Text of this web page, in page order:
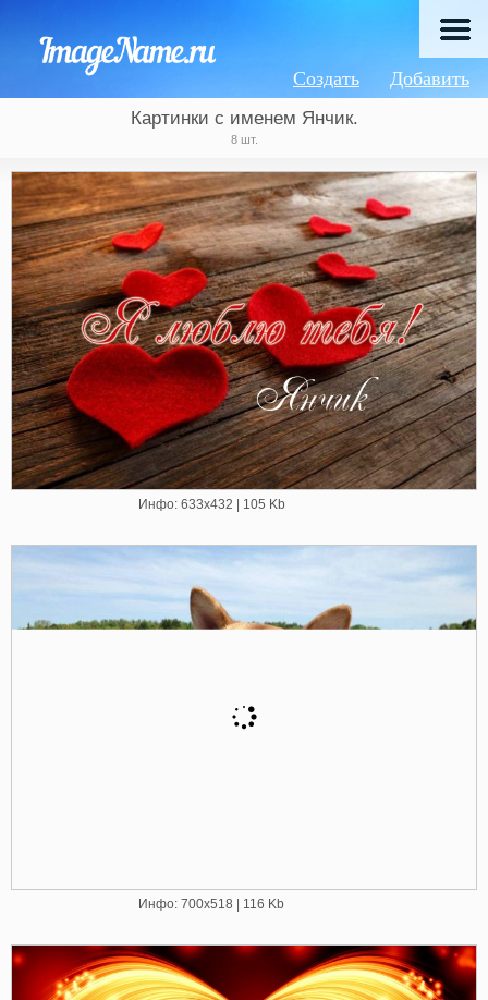
Добавить
Создать
Картинки с именем Янчик.
8 шт.
Инфо: 633х432 | 105 Kb
Инфо: 700х518 | 116 Kb